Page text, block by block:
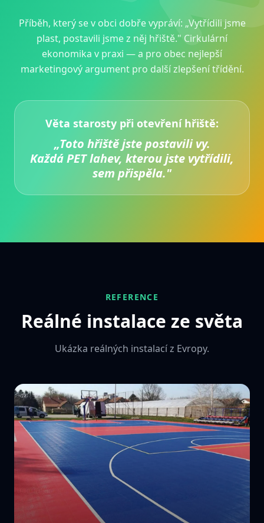
Příběh, který se v obci dobře vypráví: „Vytřídili jsme
plast, postavili jsme z něj hřiště." Cirkulární
ekonomika v praxi — a pro obec nejlepší
marketingový argument pro další zlepšení třídění.
Věta starosty při otevření hřiště:
„Toto hřiště jste postavili vy.
Každá PET lahev, kterou jste vytřídili,
sem přispěla."
REFERENCE
Reálné instalace ze světa
Ukázka reálných instalací z Evropy.